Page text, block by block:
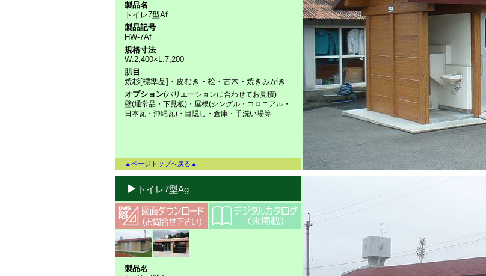
製品名
トイレ7型Af
製品記号
HW-7Af
規格寸法
W:2,400×L:7,200
肌目
焼杉[標準品]・皮むき・桧・古木・焼きみがき
オプション(バリエーションに合わせてお見積)
壁(通常品・下見板)・屋根(シングル・コロニアル・
日本瓦・沖縄瓦)・目隠し・倉庫・手洗い場等
▲ページトップへ戻る▲
トイレ7型Ag
製品名